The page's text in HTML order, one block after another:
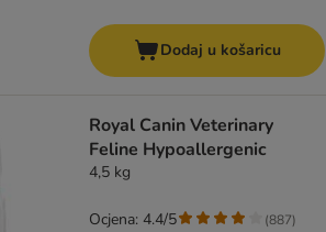
Dodaj u košaricu
Royal Canin Veterinary
Feline Hypoallergenic
4,5 kg
Ocjena: 4.4/5 (887)